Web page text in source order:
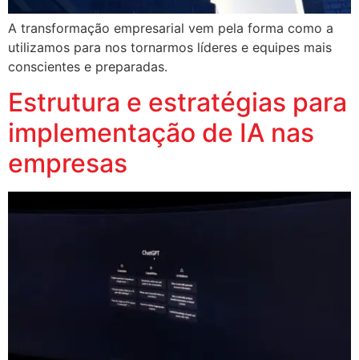
A transformação empresarial vem pela forma como a
utilizamos para nos tornarmos líderes e equipes mais
conscientes e preparadas.
Estrutura e estratégias para
implementação de IA nas
empresas